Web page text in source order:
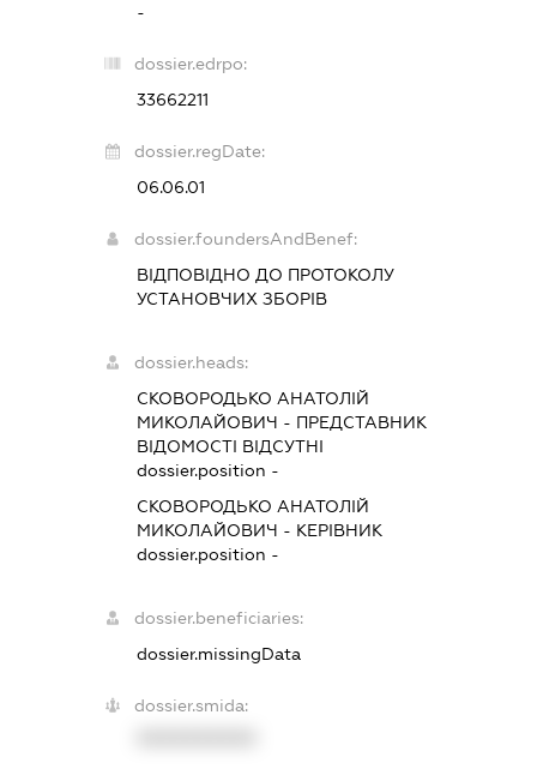
-
dossier.edrpo:
33662211
dossier.regDate:
06.06.01
dossier.foundersAndBenef:
ВІДПОВІДНО ДО ПРОТОКОЛУ
УСТАНОВЧИХ ЗБОРІВ
dossier.heads:
СКОВОРОДЬКО АНАТОЛІЙ
МИКОЛАЙОВИЧ - ПРЕДСТАВНИК
ВІДОМОСТІ ВІДСУТНІ
dossier.position -
СКОВОРОДЬКО АНАТОЛІЙ
МИКОЛАЙОВИЧ - КЕРІВНИК
dossier.position -
dossier.beneficiaries:
dossier.missingData
dossier.smida: